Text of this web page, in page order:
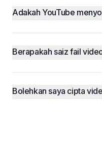
Adakah YouTube
Berapakah saiz fail
Bolehkan saya cipta